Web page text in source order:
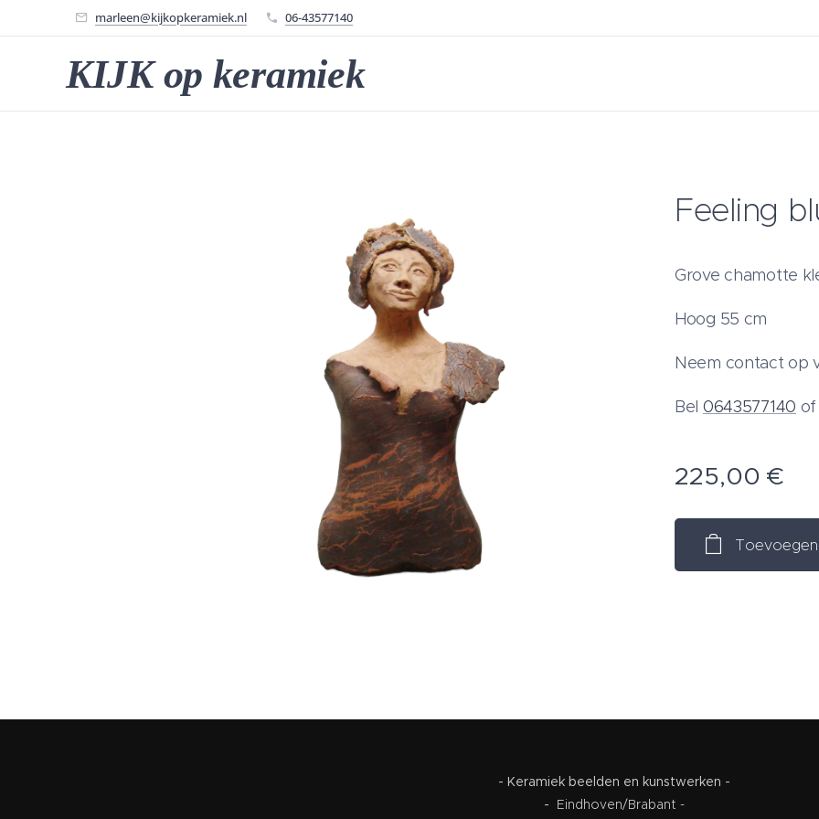
marleen@kijkopkeramiek.nl 06-43577140
KIJK op keramiek
Feeling
Grove chamotte
Hoog 55 cm
Neem contact op
Bel 0643577140 of
225,00 €
- Keramiek beelden en kunstwerken -
- Eindhoven/Brabant -